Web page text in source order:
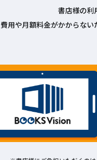
書店様の利
用や月額料金がかからな